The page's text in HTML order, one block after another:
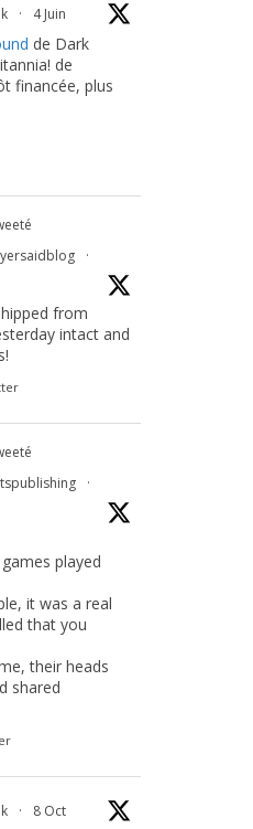
· 4 Juin
de Dark
de
financée, plus
·
from
intact and
·
played
it was a real
that you
their heads
shared
· 8 Oct